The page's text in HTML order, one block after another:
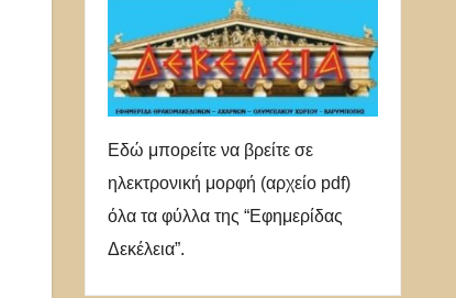
Εδώ μπορείτε να βρείτε σε
ηλεκτρονική μορφή (αρχείο pdf)
όλα τα φύλλα της “Εφημερίδας
Δεκέλεια”.